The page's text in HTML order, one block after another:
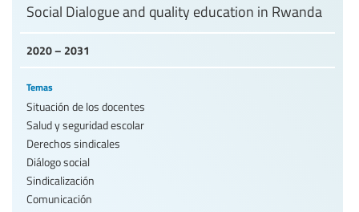
2020 – 2031
Social Dialogue and quality education in Rwanda
Temas
Situación de los docentes
Salud y seguridad escolar
Derechos sindicales
Diálogo social
Sindicalización
Comunicación